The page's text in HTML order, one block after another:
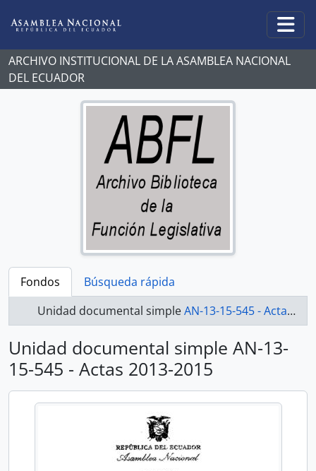
ARCHIVO INSTITUCIONAL DE LA ASAMBLEA NACIONAL
DEL ECUADOR
Fondos
Búsqueda rápida
Unidad documental simpleAN-13-15-545 - Actas 2013-2015
Unidad documental simple AN-13-
15-545 - Actas 2013-2015